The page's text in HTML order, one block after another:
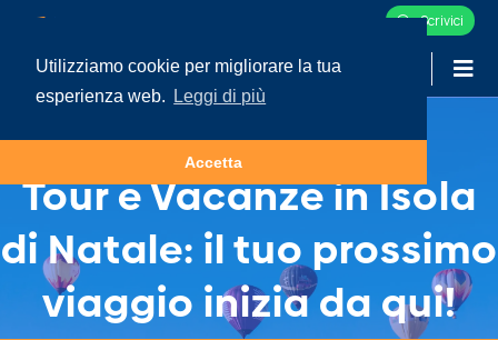
Utilizziamo cookie per migliorare la tua
esperienza web.
Leggi di più
Accetta
Scrivici
Tour e Vacanze in Isola
di Natale: il tuo prossimo
viaggio inizia da qui!